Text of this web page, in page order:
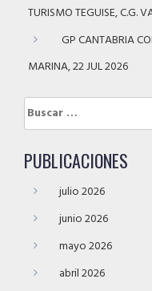
TURISMO TEGUISE, C.G.
GP CANTABRIA
MARINA, 22 JUL 2026
Buscar:
PUBLICACIONES
julio 2026
junio 2026
mayo 2026
abril 2026